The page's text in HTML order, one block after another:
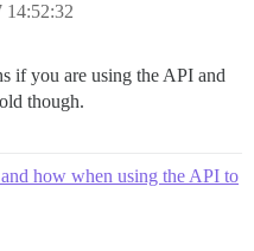
if you are using the API and
though.
how when using the API to